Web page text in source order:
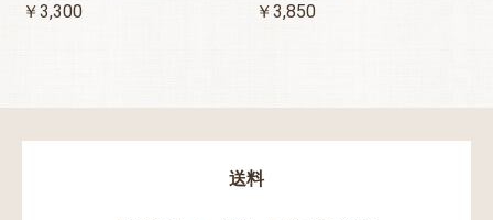
￥3,300
￥3,850
送料